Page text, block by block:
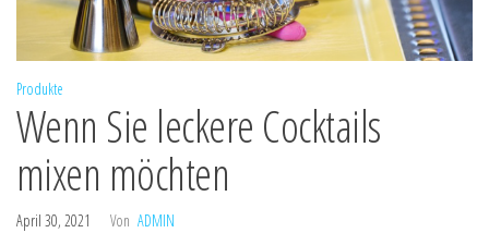
Produkte
Wenn Sie leckere Cocktails
mixen möchten
April 30, 2021 Von ADMIN